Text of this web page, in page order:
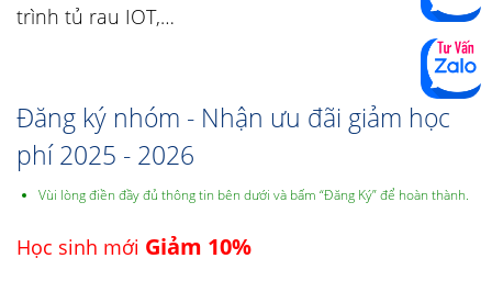
trình tủ rau IOT,…
Đăng ký nhóm - Nhận ưu đãi giảm học
phí 2025 - 2026
Vùi lòng điền đầy đủ thông tin bên dưới và bấm “Đăng Ký” để hoàn thành.
Học sinh mới Giảm 10%